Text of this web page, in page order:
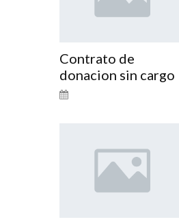
Contrato de
donacion sin cargo